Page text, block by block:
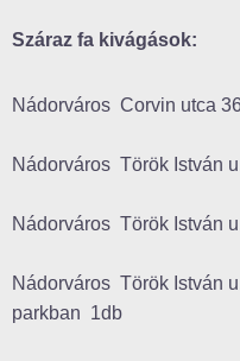
Száraz fa kivágások:
Nádorváros Corvin utca
Nádorváros Török István
Nádorváros Török István
Nádorváros Török István
parkban 1db